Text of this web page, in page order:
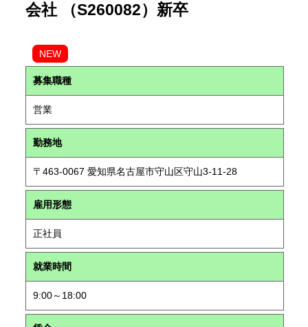
会社 （S260082）新卒
NEW
募集職種
営業
勤務地
〒463-0067 愛知県名古屋市守山区守山3-11-28
雇用形態
正社員
就業時間
9:00～18:00